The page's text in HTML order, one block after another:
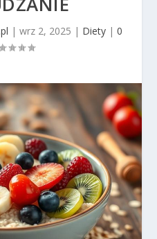
| wrz 2, 2025 | Diety | 0